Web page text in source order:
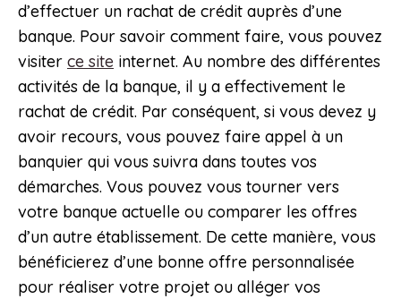
d’effectuer un rachat de crédit auprès d’une
banque. Pour savoir comment faire, vous pouvez
visiter ce site internet. Au nombre des différentes
activités de la banque, il y a effectivement le
rachat de crédit. Par conséquent, si vous devez y
avoir recours, vous pouvez faire appel à un
banquier qui vous suivra dans toutes vos
démarches. Vous pouvez vous tourner vers
votre banque actuelle ou comparer les offres
d’un autre établissement. De cette manière, vous
bénéficierez d’une bonne offre personnalisée
pour réaliser votre projet ou alléger vos